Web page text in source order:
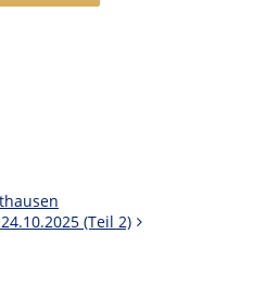
(Teil 2)